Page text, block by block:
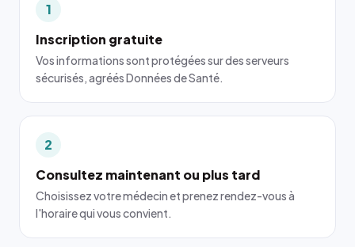
1
Inscription gratuite
Vos informations sont protégées sur des serveurs
sécurisés, agréés Données de Santé.
2
Consultez maintenant ou plus tard
Choisissez votre médecin et prenez rendez-vous à
l'horaire qui vous convient.